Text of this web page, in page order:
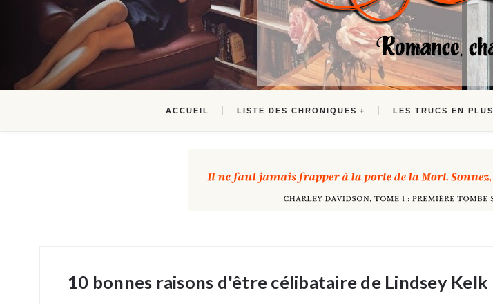
ACCUEIL LISTE DES CHRONIQUES LES TRUCS EN PLUS
10 bonnes raisons d'être célibataire de Lindsey Kelk